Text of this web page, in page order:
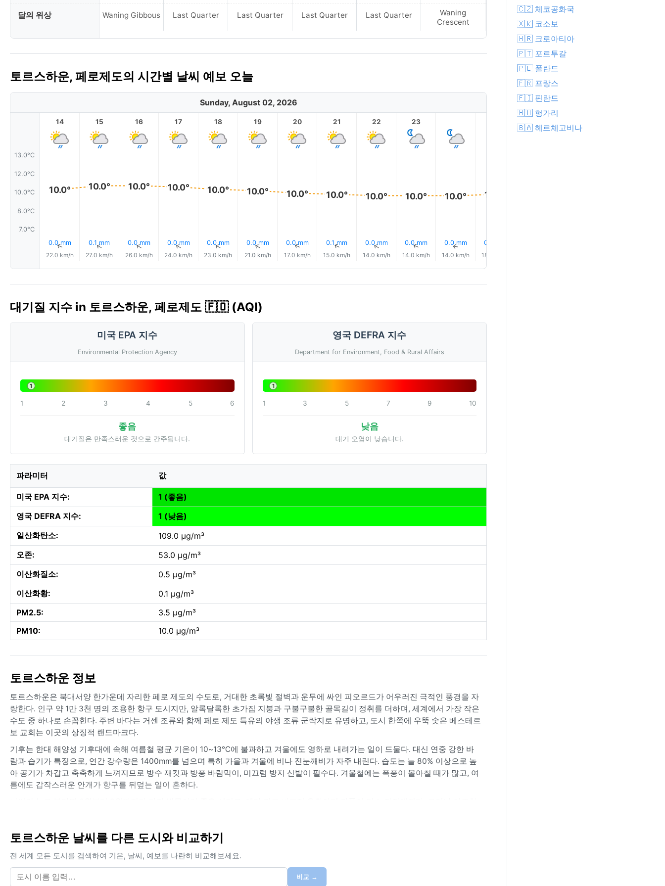
달의 위상 Waning Gibbous Last Quarter Last Quarter Last Quarter Last Quarter
Waning
Crescent
Waning
Crescent
토르스하운, 페로제도의 시간별 날씨 예보 오늘
Sunday, August 02, 2026
13.0°C
12.0°C
10.0°C
8.0°C
7.0°C
14
10.0°
0.0 mm
↑
22.0 km/h
15
10.0°
0.1 mm
↑
27.0 km/h
16
10.0°
0.0 mm
↑
26.0 km/h
17
10.0°
0.0 mm
↑
24.0 km/h
18
10.0°
0.0 mm
↑
23.0 km/h
19
10.0°
0.0 mm
↑
21.0 km/h
20
10.0°
0.0 mm
↑
17.0 km/h
21
10.0°
0.1 mm
↑
15.0 km/h
22
10.0°
0.0 mm
↑
14.0 km/h
23
10.0°
0.0 mm
↑
14.0 km/h
10.0°
0.0 mm
↑
14.0 km/h
10.0°
0.0 mm
18.0 km/h
대기질 지수 in 토르스하운, 페로제도 🇫🇴 (AQI)
미국 EPA 지수
Environmental Protection Agency
1
1 2 3 4 5 6
좋음
대기질은 만족스러운 것으로 간주됩니다.
영국 DEFRA 지수
Department for Environment, Food & Rural Affairs
1
1 3 5 7 9 10
낮음
대기 오염이 낮습니다.
파라미터 값
미국 EPA 지수:
1 (좋음)
영국 DEFRA 지수:
1 (낮음)
일산화탄소:
109.0 µg/m³
오존:
53.0 µg/m³
이산화질소:
0.5 µg/m³
이산화황:
0.1 µg/m³
PM2.5:
3.5 µg/m³
PM10:
10.0 µg/m³
토르스하운 정보
토르스하운은 북대서양 한가운데 자리한 페로 제도의 수도로, 거대한 초록빛 절벽과 운무에 싸인 피오르드가 어우러진 극적인 풍경을 자
랑한다. 인구 약 1만 3천 명의 조용한 항구 도시지만, 알록달록한 초가집 지붕과 구불구불한 골목길이 정취를 더하며, 세계에서 가장 작은
수도 중 하나로 손꼽힌다. 주변 바다는 거센 조류와 함께 페로 제도 특유의 야생 조류 군락지로 유명하고, 도시 한쪽에 우뚝 솟은 베스테르
보 교회는 이곳의 상징적 랜드마크다.
기후는 한대 해양성 기후대에 속해 여름철 평균 기온이 10~13℃에 불과하고 겨울에도 영하로 내려가는 일이 드물다. 대신 연중 강한 바
람과 습기가 특징으로, 연간 강수량은 1400mm를 넘으며 특히 가을과 겨울에 비나 진눈깨비가 자주 내린다. 습도는 늘 80% 이상으로 높
아 공기가 차갑고 축축하게 느껴지므로 방수 재킷과 방풍 바람막이, 미끄럼 방지 신발이 필수다. 겨울철에는 폭풍이 몰아칠 때가 많고, 여
름에도 갑작스러운 안개가 항구를 뒤덮는 일이 흔하다.
도 변덕스러운 북대서양의 기상을 완전히 피할 수는 없어, 하루에 비와 햇빛이 여러 번 바뀌는 것이 일상이다. 독특한 기상 현상으로는 늦
눈보다는 비와 습기가 주를 이루지만, 드물게 겨울철 고지대에 쌓이는 얇은 설경도 이국적인 매력을 더한다.
토르스하운 날씨를 다른 도시와 비교하기
전 세계 모든 도시를 검색하여 기온, 날씨, 예보를 나란히 비교해보세요.
비교 →
🇨🇿 체코공화국
🇽🇰 코소보
🇭🇷 크로아티아
🇵🇹 포르투갈
🇵🇱 폴란드
🇫🇷 프랑스
🇫🇮 핀란드
🇭🇺 헝가리
🇧🇦 헤르체고비나